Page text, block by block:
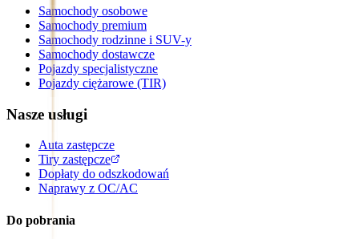
Samochody osobowe
Samochody premium
Samochody rodzinne i SUV-y
Samochody dostawcze
Pojazdy specjalistyczne
Pojazdy ciężarowe (TIR)
Nasze usługi
Auta zastępcze
Tiry zastępcze
Dopłaty do odszkodowań
Naprawy z OC/AC
Do pobrania